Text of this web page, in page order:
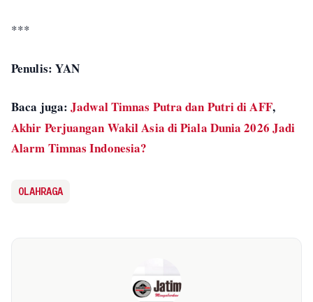
***
Penulis: YAN
Baca juga:Jadwal Timnas Putra dan Putri di AFF,
Akhir Perjuangan Wakil Asia di Piala Dunia 2026 Jadi
Alarm Timnas Indonesia?
OLAHRAGA